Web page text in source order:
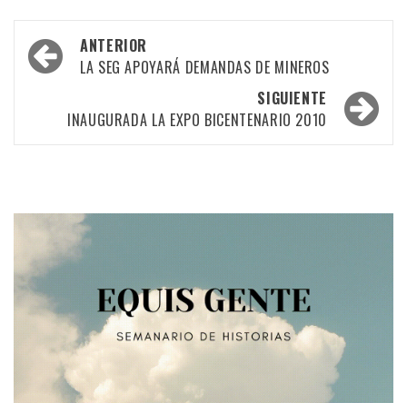
Navegación
por
entradas
ANTERIOR
LA SEG APOYARÁ DEMANDAS DE MINEROS
SIGUIENTE
INAUGURADA LA EXPO BICENTENARIO 2010